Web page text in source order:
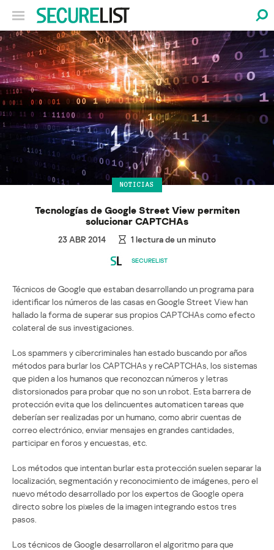
NOTICIAS
Tecnologías de Google Street View permiten
solucionar CAPTCHAs
23 ABR 2014 1 lectura de un minuto
SECURELIST
Técnicos de Google que estaban desarrollando un programa para
identificar los números de las casas en Google Street View han
hallado la forma de superar sus propios CAPTCHAs como efecto
colateral de sus investigaciones.
Los spammers y cibercriminales han estado buscando por años
métodos para burlar los CAPTCHAs y reCAPTCHAs, los sistemas
que piden a los humanos que reconozcan números y letras
distorsionados para probar que no son un robot. Esta barrera de
protección evita que los delincuentes automaticen tareas que
deberían ser realizadas por un humano, como abrir cuentas de
correo electrónico, enviar mensajes en grandes cantidades,
participar en foros y encuestas, etc.
Los métodos que intentan burlar esta protección suelen separar la
localización, segmentación y reconocimiento de imágenes, pero el
nuevo método desarrollado por los expertos de Google opera
directo sobre los pixeles de la imagen integrando estos tres
pasos.
Los técnicos de Google desarrollaron el algoritmo para que